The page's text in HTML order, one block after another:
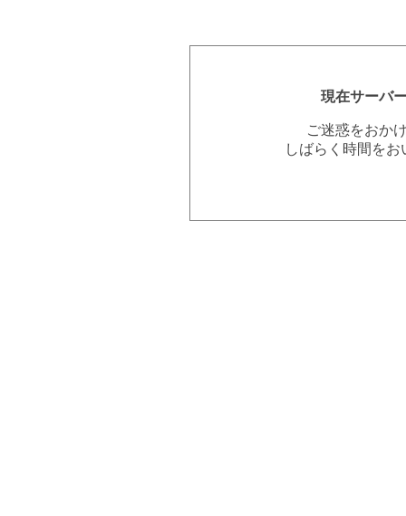
現在サーバ
ご迷惑をおか
しばらく時間を